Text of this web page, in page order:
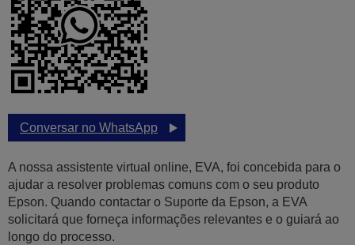
Conversar no WhatsApp
A nossa assistente virtual online, EVA, foi concebida para o
ajudar a resolver problemas comuns com o seu produto
Epson. Quando contactar o Suporte da Epson, a EVA
solicitará que forneça informações relevantes e o guiará ao
longo do processo.